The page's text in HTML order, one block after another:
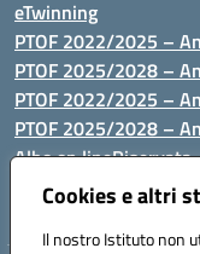
Cookies e altri
Il nostro Istituto non
eTwinning
PTOF 2022/2025 –
PTOF 2025/2028 –
PTOF 2022/2025 –
PTOF 2025/2028 –
Albo on lineRiservata
P.N. Dotazione di